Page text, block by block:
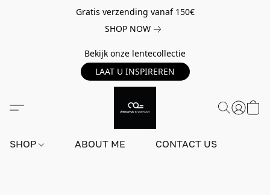
Gratis verzending vanaf 150€
SHOP NOW
Bekijk onze lentecollectie
LAAT U INSPIREREN
SHOP ABOUT ME CONTACT US